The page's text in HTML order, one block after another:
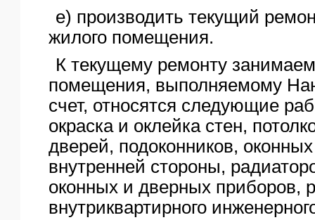
е) производить текущий
жилого помещения.
К текущему ремонту
помещения, выполняемому
счет, относятся следующие
окраска и оклейка стен,
дверей, подоконников,
внутренней стороны,
оконных и дверных приборов,
внутриквартирного